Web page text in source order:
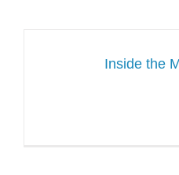
Inside the